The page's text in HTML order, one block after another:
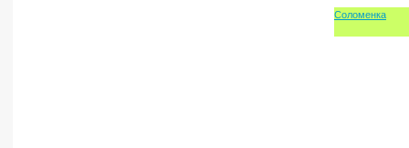
Соломенка